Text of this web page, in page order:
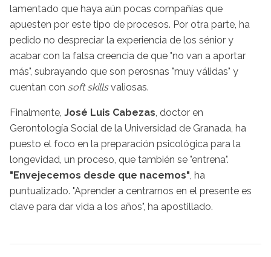
lamentado que haya aún pocas compañías que
apuesten por este tipo de procesos. Por otra parte, ha
pedido no despreciar la experiencia de los sénior y
acabar con la falsa creencia de que "no van a aportar
más", subrayando que son perosnas "muy válidas" y
cuentan con soft skillsvaliosas.
Finalmente, José Luis Cabezas, doctor en
Gerontología Social de la Universidad de Granada, ha
puesto el foco en la preparación psicológica para la
longevidad, un proceso, que también se "entrena".
"Envejecemos desde que nacemos", ha
puntualizado. "Aprender a centrarnos en el presente es
clave para dar vida a los años", ha apostillado.